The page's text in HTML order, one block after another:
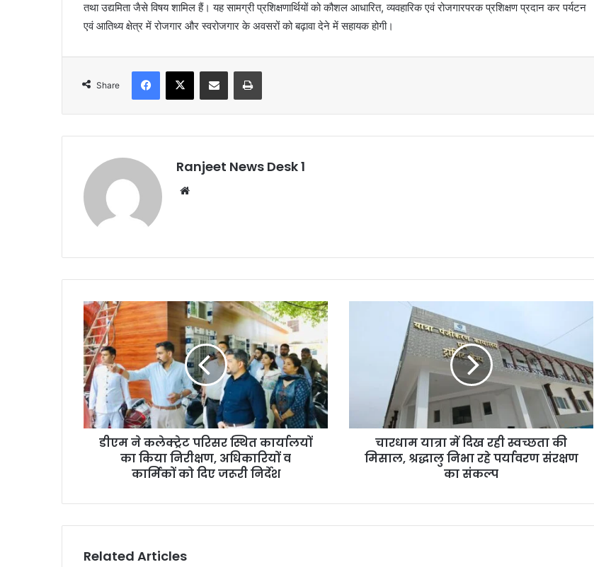
तथा उद्यमिता जैसे विषय शामिल हैं। यह सामग्री प्रशिक्षणार्थियों को कौशल आधारित, व्यवहारिक एवं रोजगारपरक प्रशिक्षण प्रदान कर पर्यटन
एवं आतिथ्य क्षेत्र में रोजगार और स्वरोजगार के अवसरों को बढ़ावा देने में सहायक होगी।
Share
Ranjeet News Desk 1
डीएम ने कलेक्ट्रेट परिसर स्थित कार्यालयों
का किया निरीक्षण, अधिकारियों व
कार्मिकों को दिए जरूरी निर्देश
चारधाम यात्रा में दिख रही स्वच्छता की
मिसाल, श्रद्धालु निभा रहे पर्यावरण संरक्षण
का संकल्प
Related Articles